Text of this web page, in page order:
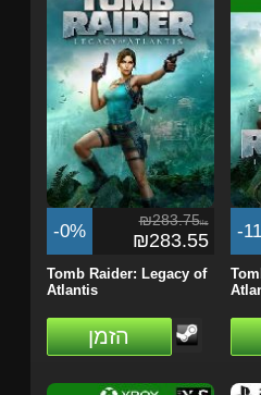
-0% ₪283.75ils
₪283.55
Tomb Raider: Legacy of
Atlantis
הזמן
-